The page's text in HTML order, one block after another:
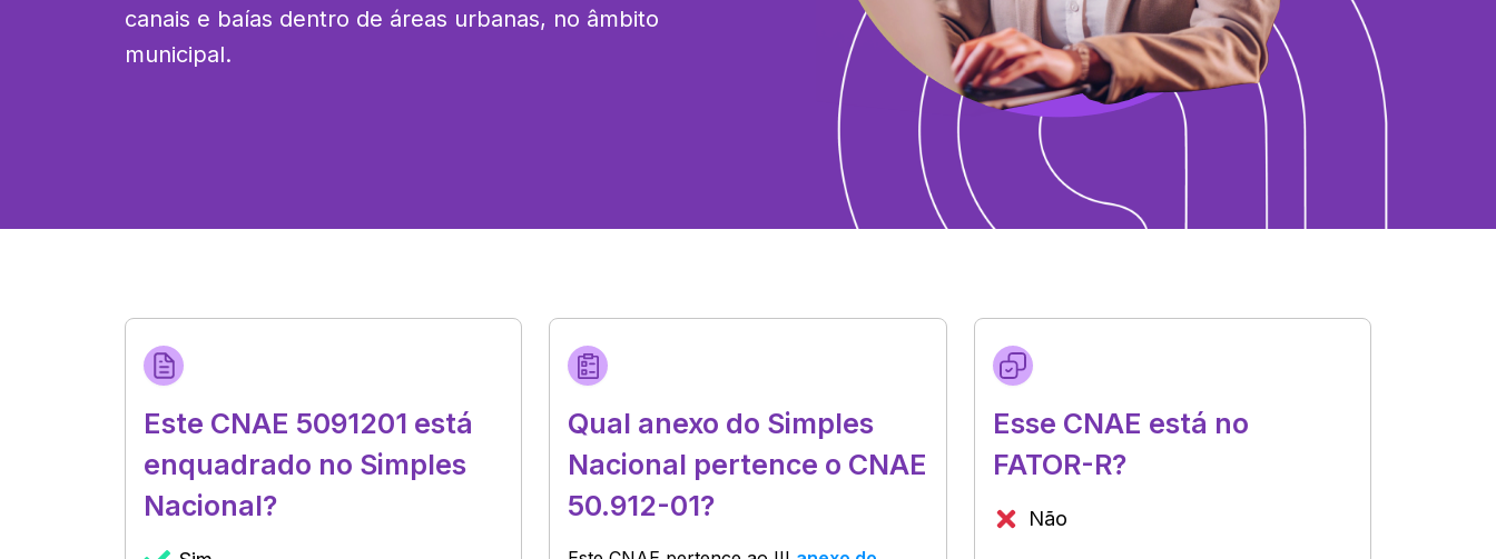
canais e baías dentro de áreas urbanas, no âmbito
municipal.
Este CNAE 5091201 está
enquadrado no Simples
Nacional?
Qual anexo do Simples
Nacional pertence o CNAE
50.912-01?
Esse CNAE está no
FATOR-R?
Não